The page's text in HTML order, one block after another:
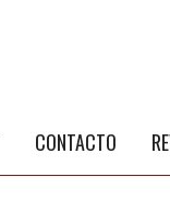
CONTACTO